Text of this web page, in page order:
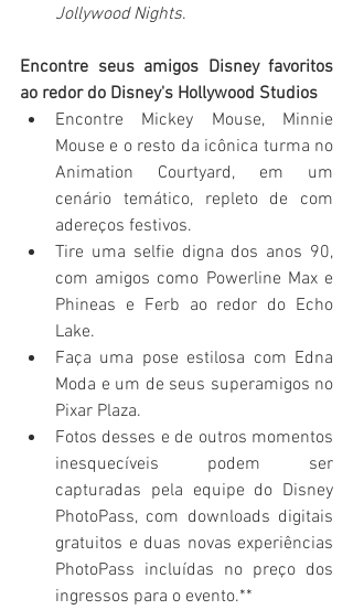
Jollywood Nights.
Encontre seus amigos Disney favoritos
ao redor do Disney's Hollywood Studios
Encontre Mickey Mouse, Minnie
Mouse e o resto da icônica turma no
Animation Courtyard, em um
cenário temático, repleto de com
adereços festivos.
Tire uma selfie digna dos anos 90,
com amigos como Powerline Max e
Phineas e Ferb ao redor do Echo
Lake.
Faça uma pose estilosa com Edna
Moda e um de seus superamigos no
Pixar Plaza.
Fotos desses e de outros momentos
inesquecíveis podem ser
capturadas pela equipe do Disney
PhotoPass, com downloads digitais
gratuitos e duas novas experiências
PhotoPass incluídas no preço dos
ingressos para o evento.**